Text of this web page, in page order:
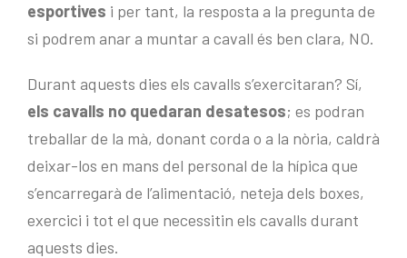
esportives i per tant, la resposta a la pregunta de
si podrem anar a muntar a cavall és ben clara, NO.
Durant aquests dies els cavalls s’exercitaran? Sí,
els cavalls no quedaran desatesos; es podran
treballar de la mà, donant corda o a la nòria, caldrà
deixar-los en mans del personal de la hípica que
s’encarregarà de l’alimentació, neteja dels boxes,
exercici i tot el que necessitin els cavalls durant
aquests dies.